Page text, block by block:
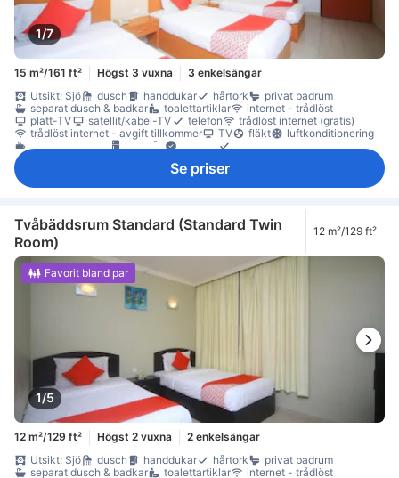
1/7
15 m²/161 ft² Högst 3 vuxna
3 enkelsängar
Utsikt: Sjö
dusch handdukar hårtork
privat badrum
separat dusch & badkar
toalettartiklar
internet - trådlöst
platt-TV
satellit/kabel-TV telefon
trådlöst internet (gratis)
trådlöst internet - avgift tillkommer
TV fläkt
luftkonditionering
kylskåp
Se priser
Tvåbäddsrum Standard (Standard Twin
Room)
12 m²/129 ft²
1/5
Favorit bland par
12 m²/129 ft² Högst 2 vuxna
2 enkelsängar
Utsikt: Sjö
dusch handdukar hårtork
privat badrum
separat dusch & badkar
toalettartiklar
internet - trådlöst